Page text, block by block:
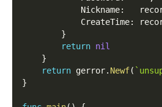
            Nickname
:
            CreateTime
:
}
return nil
}
return gerror. Newf(
}